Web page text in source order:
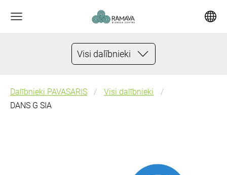
Visi dalībnieki
Dalībnieki PAVASARIS
Visi dalībnieki
DANS G SIA